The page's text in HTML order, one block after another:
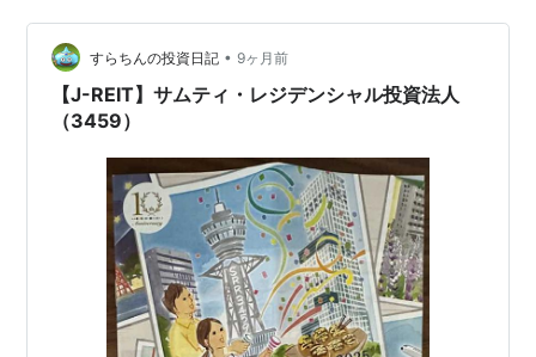
ばグループご支援をば１つお願いいたします🙏 ランキン
グ参加中個人投資家 そもそもJ-REITとは何ですか…
すらちんの投資日記 • 9ヶ月前
【J-REIT】サムティ・レジデンシャル投資法人
（3459）